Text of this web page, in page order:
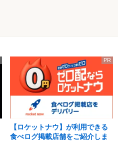
PR
【ロケットナウ】が利用できる
食べログ掲載店舗をご紹介しま